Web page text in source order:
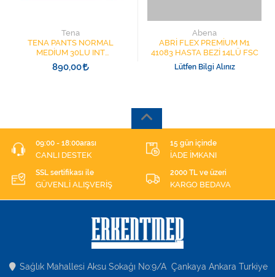
Tena
TENA PANTS NORMAL
MEDİUM 30LU INT
PROTECTION HASTA
KÜLODU YENİ NESİL
890,00
Abena
ABRİ FLEX PREMİUM M1
41083 HASTA BEZİ 14LÜ FSC
Lütfen Bilgi Alınız
09:00 - 18:00arası
CANLI DESTEK
15 gün içinde
İADE İMKANI
SSL sertifikası ile
GÜVENLİ ALIŞVERİŞ
2000 TL ve üzeri
KARGO BEDAVA
Sağlık Mahallesi Aksu Sokağı No:9/A Çankaya Ankara Turkiye